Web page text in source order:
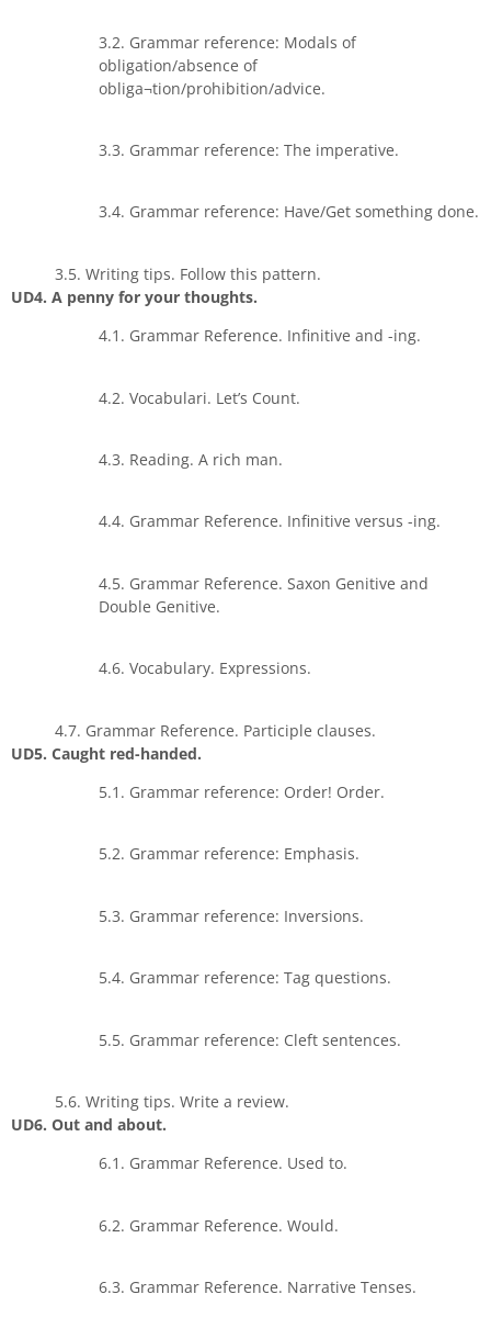
3.2. Grammar reference: Modals of
obligation/absence of
obliga¬tion/prohibition/advice.
3.3. Grammar reference: The imperative.
3.4. Grammar reference: Have/Get something done.
3.5. Writing tips. Follow this pattern.
UD4. A penny for your thoughts.
4.1. Grammar Reference. Infinitive and -ing.
4.2. Vocabulari. Let’s Count.
4.3. Reading. A rich man.
4.4. Grammar Reference. Infinitive versus -ing.
4.5. Grammar Reference. Saxon Genitive and
Double Genitive.
4.6. Vocabulary. Expressions.
4.7. Grammar Reference. Participle clauses.
UD5. Caught red-handed.
5.1. Grammar reference: Order! Order.
5.2. Grammar reference: Emphasis.
5.3. Grammar reference: Inversions.
5.4. Grammar reference: Tag questions.
5.5. Grammar reference: Cleft sentences.
5.6. Writing tips. Write a review.
UD6. Out and about.
6.1. Grammar Reference. Used to.
6.2. Grammar Reference. Would.
6.3. Grammar Reference. Narrative Tenses.